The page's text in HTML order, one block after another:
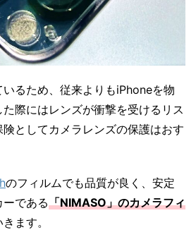
るため、従来よりもiPhoneを物
際にはレンズが衝撃を受けるリス
としてカメラレンズの保護はおす
のフィルムでも品質が良く、安定
である「NIMASO」のカメラフィ
ます。